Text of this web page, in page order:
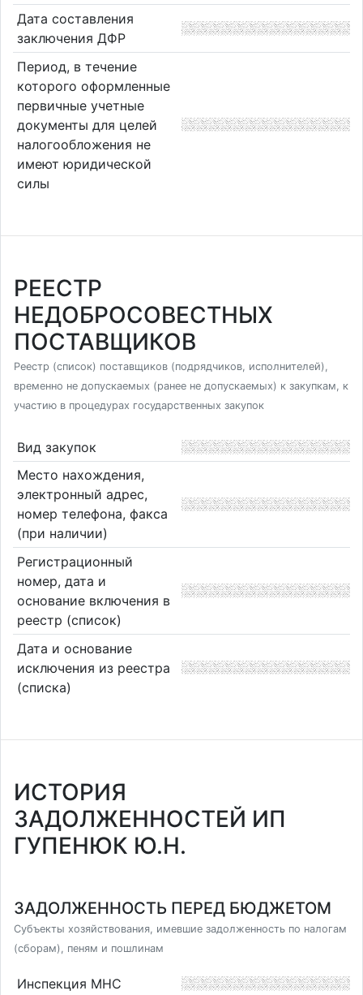
Дата составления
заключения ДФР
Период, в течение
которого оформленные
первичные учетные
документы для целей
налогообложения не
имеют юридической
силы
РЕЕСТР
НЕДОБРОСОВЕСТНЫХ
ПОСТАВЩИКОВ
Реестр (список) поставщиков (подрядчиков, исполнителей),
временно не допускаемых (ранее не допускаемых) к закупкам, к
участию в процедурах государственных закупок
Вид закупок
Место нахождения,
электронный адрес,
номер телефона, факса
(при наличии)
Регистрационный
номер, дата и
основание включения в
реестр (список)
Дата и основание
исключения из реестра
(списка)
ИСТОРИЯ
ЗАДОЛЖЕННОСТЕЙ ИП
ГУПЕНЮК Ю.Н.
ЗАДОЛЖЕННОСТЬ ПЕРЕД БЮДЖЕТОМ
Субъекты хозяйствования, имевшие задолженность по налогам
(сборам), пеням и пошлинам
Инспекция МНС